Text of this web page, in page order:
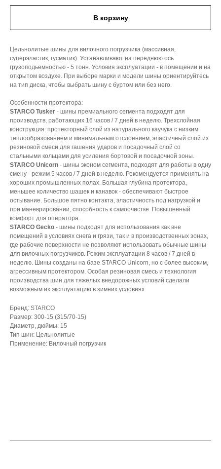
В корзину
Цельнолитые шины для вилочного погрузчика (массивная,
суперэластик, гусматик). Устанавливают на переднюю ось
грузоподьемностью - 5 тонн. Условия эксплуатации - в помещении и на
открытом воздухе. При выборе марки и модели шины ориентируйтесь
на тип диска, чтобы выбрать шину с буртом или без него.
Особенности протектора:
STARCO Tusker - шины премиального сегмента подходят для
производств, работающих 16 часов / 7 дней в неделю. Трехслойная
конструкция: протекторный слой из натурального каучука с низким
теплообразованием и минимальным отслоением, эластичный слой из
резиновой смеси для гашения ударов и посадочный слой со
стальными кольцами для усиления бортовой и посадочной зоны.
STARCO Unicorn - шины эконом сегмента, подходят для работы в одну
смену - режим 5 часов / 7 дней в неделю. Рекомендуется применять на
хороших промышленных полах. Большая глубина протектора,
меньшее количество шашек и канавок - обеспечивают быстрое
остывание. Большое пятно контакта, эластичность под нагрузкой и
при маневрировании, способность к самоочистке. Повышенный
комфорт для оператора.
STARCO Gecko - шины подходят для использования как вне
помещений в условиях снега и грязи, так и в производственных зонах,
где рабочие поверхности не позволяют использовать обычные шины
для вилочных погрузчиков. Режим эксплуатации 8 часов / 7 дней в
неделю. Шины созданы на базе STARCO Unicorn, но с более высоким,
агрессивным протектором. Особая резиновая смесь и технология
производства шин для тяжелых внедорожных условий сделали
возможным их эксплуатацию в зимних условиях.
Бренд: STARCO
Размер: 300-15 (315/70-15)
Диаметр, дюймы: 15
Тип шин: Цельнолитые
Применение: Вилочный погрузчик